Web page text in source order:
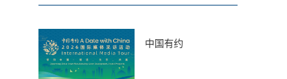
中国有约